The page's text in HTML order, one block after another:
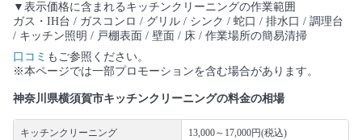
▼表示価格に含まれるキッチンクリーニングの作業範囲
ガス・IH台 / ガスコンロ / グリル / シンク / 蛇口 / 排水口 / 調理台
/ キッチン照明 / 戸棚表面 / 壁面 / 床 / 作業場所の簡易清掃
口コミ もご参照ください。
※本ページでは一部プロモーションを含む場合があります。
神奈川県横須賀市キッチンクリーニングの料金の相場
キッチンクリーニング 13,000～17,000円(税込)